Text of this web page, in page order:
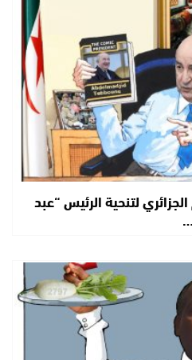
لتنحية الرئيس “عبد